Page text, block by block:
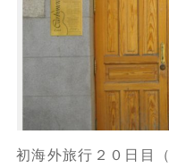
初海外旅行２０日目